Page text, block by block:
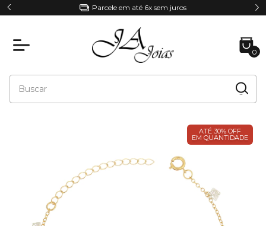
Parcele em até 6x sem juros
0
ATÉ 30% OFF
EM QUANTIDADE